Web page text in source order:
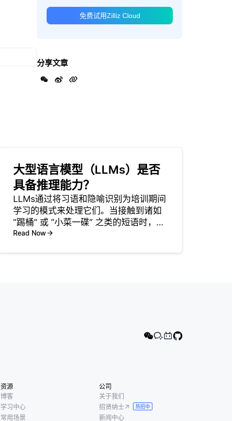
免费试用Zilliz Cloud
分享文章
大型语言模型（LLMs）是否
具备推理能力？
LLMs通过将习语和隐喻识别为培训期间
学习的模式来处理它们。当接触到诸如
“踢桶” 或 “小菜一碟” 之类的短语时，他
们会根据它们在训练数据中出现的上下
Read Now
资源
博客
学习中心
常用场景
公司
关于我们
招贤纳士
热招中
新闻中心